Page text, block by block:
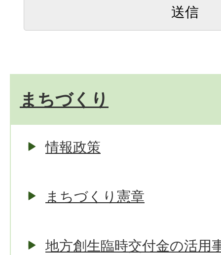
まちづくり
情報政策
まちづくり憲章
地方創生臨時交付金の活用